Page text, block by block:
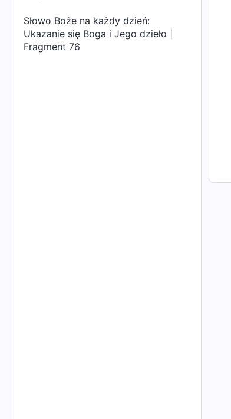
Słowo Boże na każdy dzień:
Ukazanie się Boga i Jego dzieło |
Fragment 76